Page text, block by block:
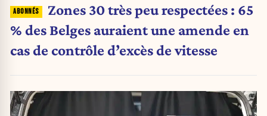
Zones 30 très peu respectées : 65
% des Belges auraient une amende en
cas de contrôle d’excès de vitesse